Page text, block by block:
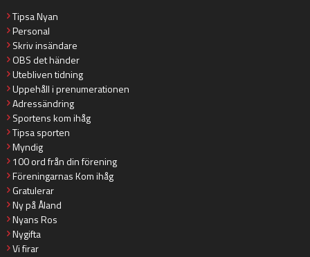
Tipsa Nyan
Personal
Skriv insändare
OBS det händer
Utebliven tidning
Uppehåll i prenumerationen
Adressändring
Sportens kom ihåg
Tipsa sporten
Myndig
100 ord från din förening
Föreningarnas Kom ihåg
Gratulerar
Ny på Åland
Nyans Ros
Nygifta
Vi firar